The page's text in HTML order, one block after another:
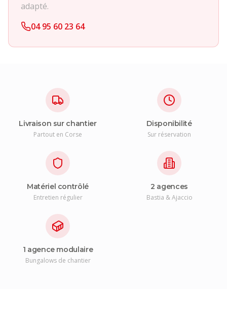
adapté.
04 95 60 23 64
Livraison sur chantier
Partout en Corse
Disponibilité
Sur réservation
Matériel contrôlé
Entretien régulier
2 agences
Bastia & Ajaccio
1 agence modulaire
Bungalows de chantier